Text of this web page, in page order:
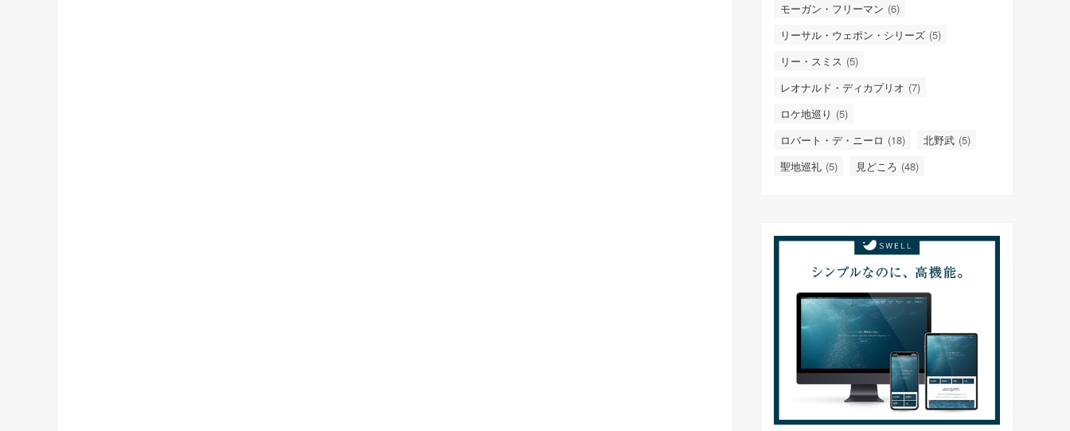
モーガン・フリーマン (6)
リーサル・ウェポン・シリーズ (5)
リー・スミス (5)
レオナルド・ディカプリオ (7)
ロケ地巡り (5)
ロバート・デ・ニーロ (18) 北野武 (5)
聖地巡礼 (5) 見どころ (48)